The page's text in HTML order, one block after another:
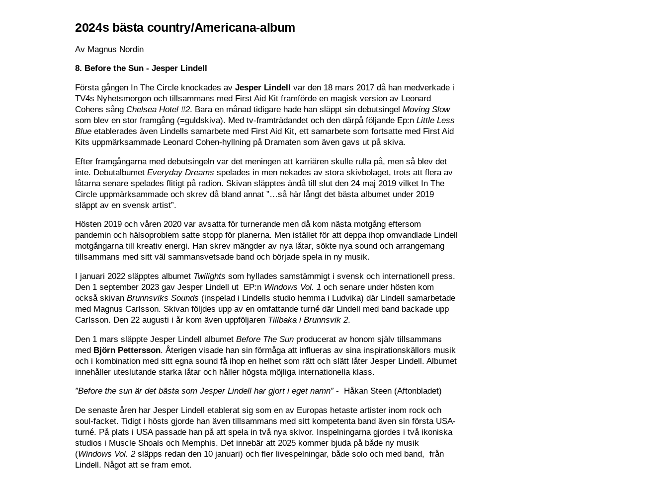
2024s bästa country/Americana-album
Av Magnus Nordin
8. Before the Sun - Jesper Lindell
Första gången In The Circle knockades avJesper Lindell var den 18 mars 2017 då han medverkade i
TV4s Nyhetsmorgon och tillsammans med First Aid Kit framförde en magisk version av Leonard
Cohens sång Chelsea Hotel #2. Bara en månad tidigare hade han släppt sin debutsingelMoving Slow
som blev en stor framgång (=guldskiva). Med tv-framträdandet och den därpå följande Ep:nLittle Less
Blue etablerades även Lindells samarbete med First Aid Kit, ett samarbete som fortsatte med First Aid
Kits uppmärksammade Leonard Cohen-hyllning på Dramaten som även gavs ut på skiva.
Efter framgångarna med debutsingeln var det meningen att karriären skulle rulla på, men så blev det
inte. DebutalbumetEveryday Dreams spelades in men nekades av stora skivbolaget, trots att flera av
låtarna senare spelades flitigt på radion. Skivan släpptes ändå till slut den 24 maj 2019 vilket In The
Circle uppmärksammade och skrev då bland annat ”…så här långt det bästa albumet under 2019
släppt av en svensk artist”.
Hösten 2019 och våren 2020 var avsatta för turnerande men då kom nästa motgång eftersom
pandemin och hälsoproblem satte stopp för planerna. Men istället för att deppa ihop omvandlade Lindell
motgångarna till kreativ energi. Han skrev mängder av nya låtar, sökte nya sound och arrangemang
tillsammans med sitt väl sammansvetsade band och började spela in ny musik.
I januari 2022 släpptes albumet Twilights som hyllades samstämmigt i svensk och internationell press.
Den 1 september 2023 gav Jesper Lindell ut EP:n Windows Vol. 1 och senare under hösten kom
också skivanBrunnsviks Sounds (inspelad i Lindells studio hemma i Ludvika) där Lindell samarbetade
med Magnus Carlsson. Skivan följdes upp av en omfattande turné där Lindell med band backade upp
Carlsson. Den 22 augusti i år kom även uppföljaren Tillbaka i Brunnsvik 2.
Den 1 mars släppte Jesper Lindell albumetBefore The Sun producerat av honom själv tillsammans
med Björn Pettersson. Återigen visade han sin förmåga att influeras av sina inspirationskällors musik
och i kombination med sitt egna sound få ihop en helhet som rätt och slätt låter Jesper Lindell. Albumet
innehåller uteslutande starka låtar och håller högsta möjliga internationella klass.
”Before the sun är det bästa som Jesper Lindell har gjort i eget namn”- Håkan Steen (Aftonbladet)
De senaste åren har Jesper Lindell etablerat sig som en av Europas hetaste artister inom rock och
soul-facket. Tidigt i hösts gjorde han även tillsammans med sitt kompetenta band även sin första USA-
turné. På plats i USA passade han på att spela in två nya skivor. Inspelningarna gjordes i två ikoniska
studios i Muscle Shoals och Memphis. Det innebär att 2025 kommer bjuda på både ny musik
(Windows Vol. 2släpps redan den 10 januari) och fler livespelningar, både solo och med band, från
Lindell. Något att se fram emot.